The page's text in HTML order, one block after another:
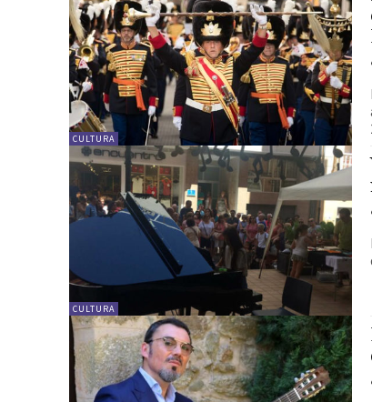
CULTURA
CULTURA